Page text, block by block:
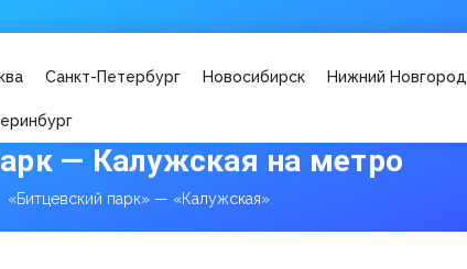
Санкт-Петербург Новосибирск Нижний Новгород
— Калужская на метро
«Битцевский парк» — «Калужская»